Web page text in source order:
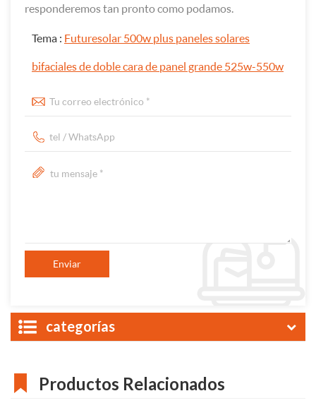
responderemos tan pronto como podamos.
Tema : Futuresolar 500w plus paneles solares
bifaciales de doble cara de panel grande 525w-550w
categorías
Productos Relacionados